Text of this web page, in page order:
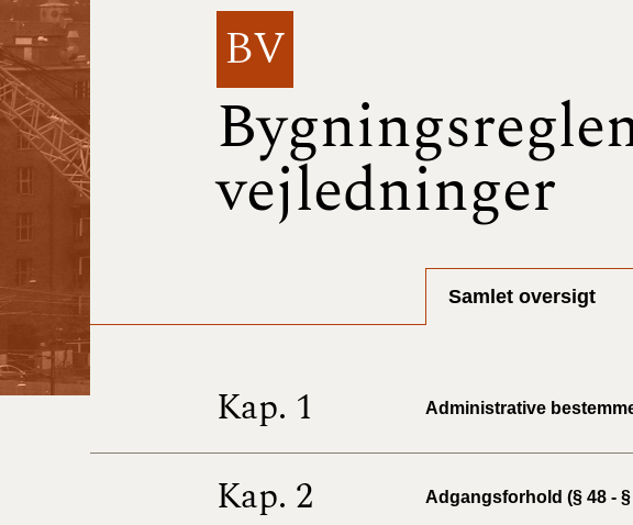
BV
vejledninger
Samlet oversigt
Kap. 1 Administrative
Kap. 2 Adgangsforhold (§ 48 - §